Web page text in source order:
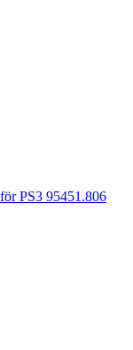
PS3 95451.806